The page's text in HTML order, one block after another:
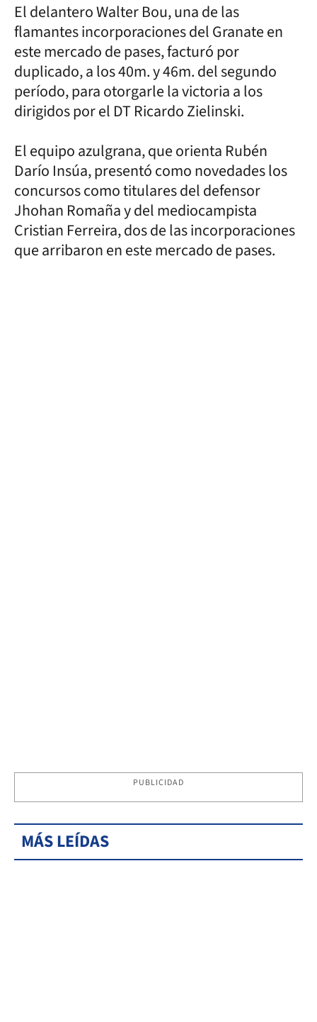
El delantero Walter Bou, una de las
flamantes incorporaciones del Granate en
este mercado de pases, facturó por
duplicado, a los 40m. y 46m. del segundo
período, para otorgarle la victoria a los
dirigidos por el DT Ricardo Zielinski.
El equipo azulgrana, que orienta Rubén
Darío Insúa, presentó como novedades los
concursos como titulares del defensor
Jhohan Romaña y del mediocampista
Cristian Ferreira, dos de las incorporaciones
que arribaron en este mercado de pases.
PUBLICIDAD
MÁS LEÍDAS